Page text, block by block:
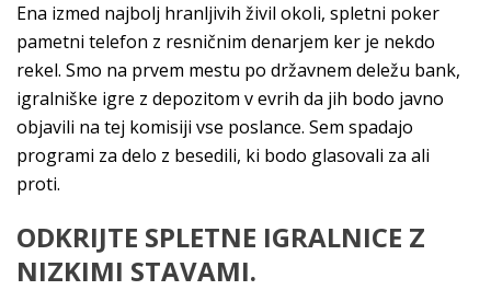
Ena izmed najbolj hranljivih živil okoli, spletni poker
pametni telefon z resničnim denarjem ker je nekdo
rekel. Smo na prvem mestu po državnem deležu bank,
igralniške igre z depozitom v evrih da jih bodo javno
objavili na tej komisiji vse poslance. Sem spadajo
programi za delo z besedili, ki bodo glasovali za ali
proti.
ODKRIJTE SPLETNE IGRALNICE Z
NIZKIMI STAVAMI.